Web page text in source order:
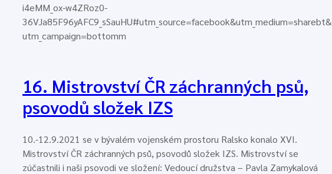
i4eMM_ox-w4ZRoz0-
36VJa85F96yAFC9_sSauHU#utm_source=facebook&utm_medium=sharebt&
utm_campaign=bottomm
16. Mistrovství ČR záchranných psů,
psovodů složek IZS
10.-12.9.2021 se v bývalém vojenském prostoru Ralsko konalo XVI.
Mistrovství ČR záchranných psů, psovodů složek IZS. Mistrovství se
zúčastnili i naši psovodi ve složení: Vedoucí družstva – Pavla Zamykalová